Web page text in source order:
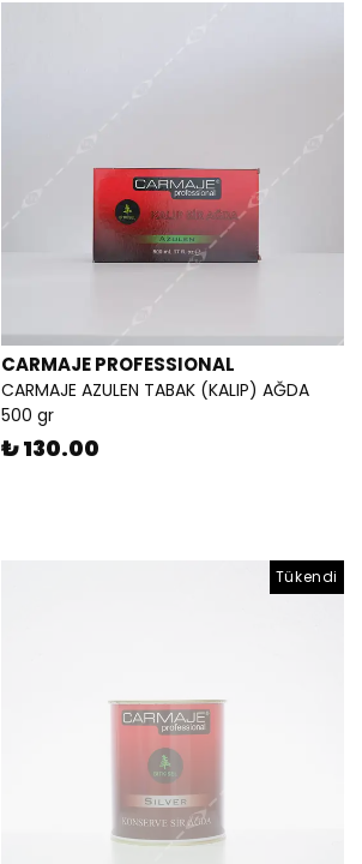
CARMAJE PROFESSIONAL
CARMAJE AZULEN TABAK (KALIP) AĞDA
500 gr
₺ 130.00
Tükendi